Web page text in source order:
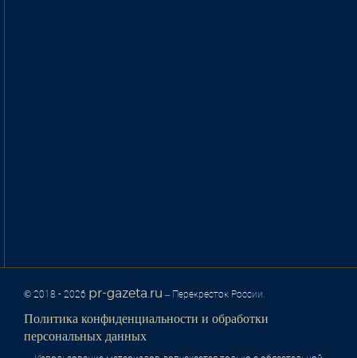
© 2018 - 2026 pr-gazeta.ru – Перекресток России.
Политика конфиденциальности и обработки
персональных данных